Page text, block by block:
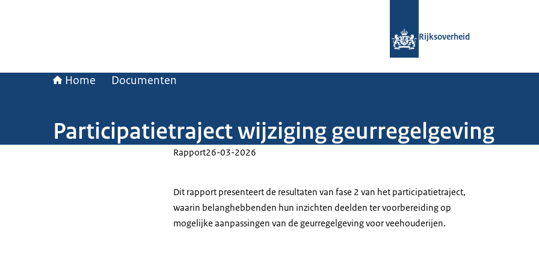
Rijksoverheid
Home Documenten
Participatietraject wijziging geurregelgeving
Rapport26-03-2026
Dit rapport presenteert de resultaten van fase 2 van het participatietraject,
waarin belanghebbenden hun inzichten deelden ter voorbereiding op
mogelijke aanpassingen van de geurregelgeving voor veehouderijen.